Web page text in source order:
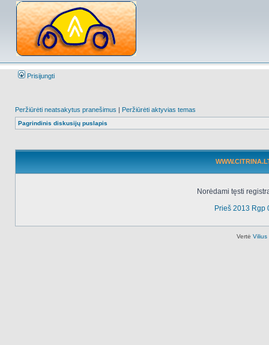
Prisijungti
Peržiūrėti neatsakytus pranešimus | Peržiūrėti aktyvias temas
Pagrindinis diskusijų puslapis
Norėdami tęsti
Prieš 2013 Rgp
Vertė Vilius